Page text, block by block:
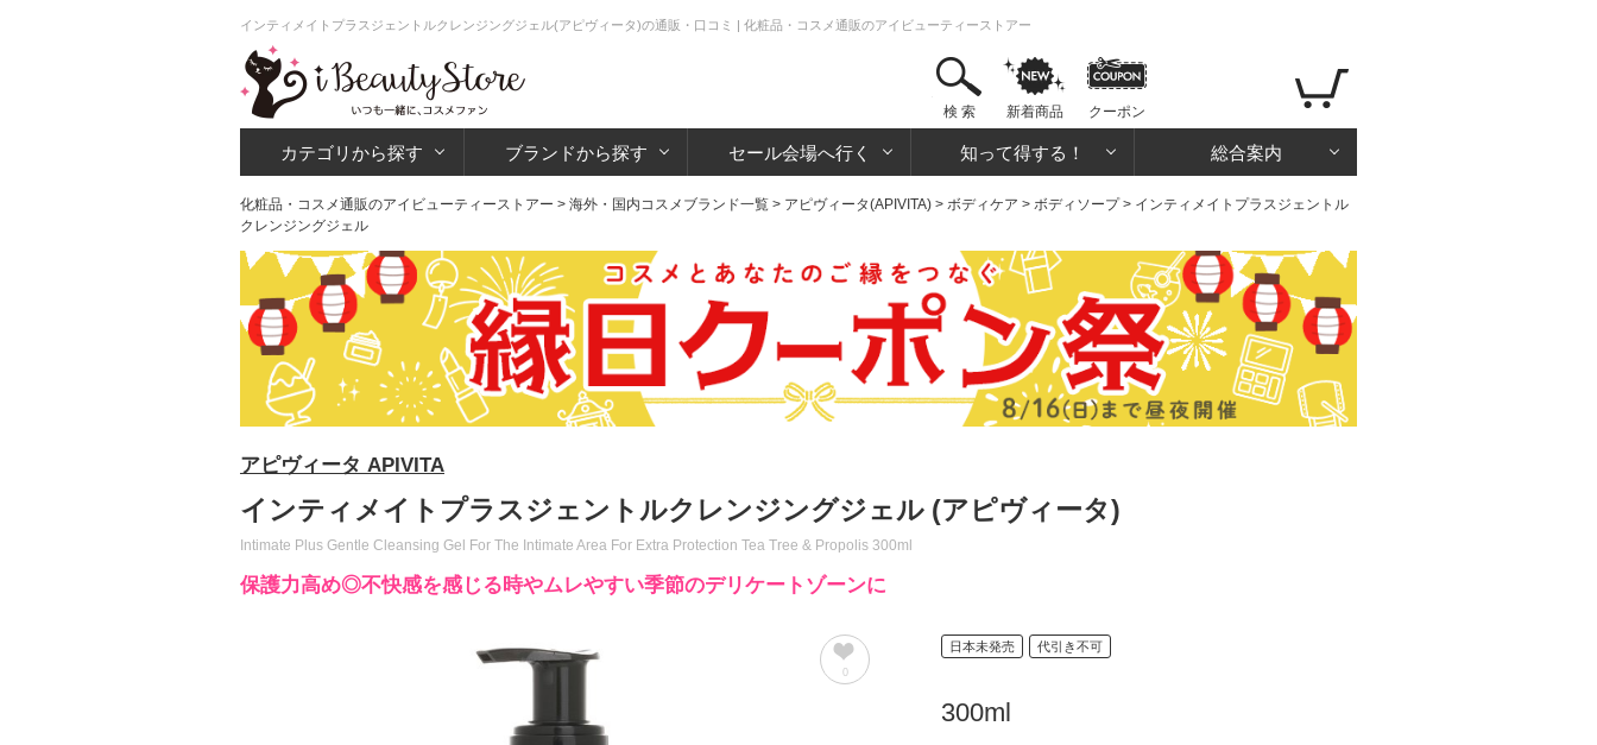
インティメイトプラスジェントルクレンジングジェル(アピヴィータ)の通販・口コミ | 化粧品・コスメ通販のアイビューティーストアー
検 索 新着商品 クーポン
カテゴリから探す ブランドから探す セール会場へ行く 知って得する！ 総合案内
化粧品・コスメ通販のアイビューティーストアー > 海外・国内コスメブランド一覧 > アピヴィータ(APIVITA) > ボディケア > ボディソープ> インティメイトプラスジェントル
クレンジングジェル
アピヴィータ APIVITA
インティメイトプラスジェントルクレンジングジェル (アピヴィータ)
Intimate Plus Gentle Cleansing Gel For The Intimate Area For Extra Protection Tea Tree & Propolis 300ml
保護力高め◎不快感を感じる時やムレやすい季節のデリケートゾーンに
0
日本未発売 代引き不可
300ml